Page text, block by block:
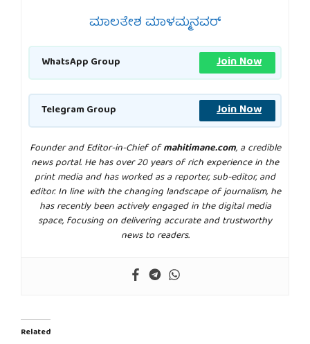
ಮಾಲತೇಶ ಮಾಳಮ್ಮನವರ್
WhatsApp Group Join Now
Telegram Group Join Now
Founder and Editor-in-Chief ofmahitimane.com, a credible
news portal. He has over 20 years of rich experience in the
print media and has worked as a reporter, sub-editor, and
editor. In line with the changing landscape of journalism, he
has recently been actively engaged in the digital media
space, focusing on delivering accurate and trustworthy
news to readers.
Related